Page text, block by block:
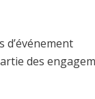
d’événement
des